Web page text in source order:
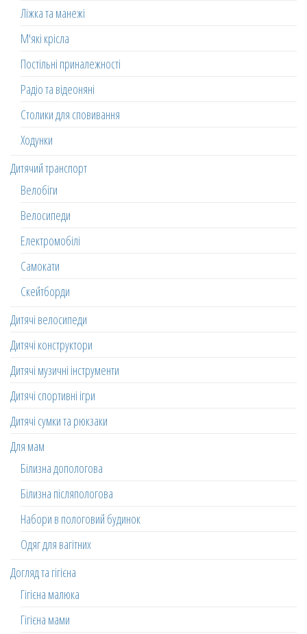
Ліжка та манежі
М'які крісла
Постільні приналежності
Радіо та відеоняні
Столики для сповивання
Ходунки
Дитячий транспорт
Велобіги
Велосипеди
Електромобілі
Самокати
Скейтборди
Дитячі велосипеди
Дитячі конструктори
Дитячі музичні інструменти
Дитячі спортивні ігри
Дитячі сумки та рюкзаки
Для мам
Білизна допологова
Білизна післяпологова
Набори в пологовий будинок
Одяг для вагітних
Догляд та гігієна
Гігієна малюка
Гігієна мами